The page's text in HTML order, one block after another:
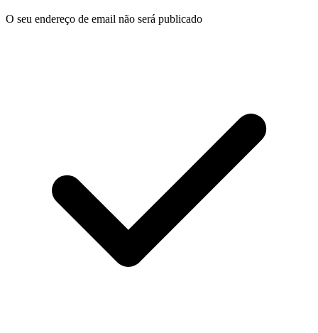
O seu endereço de email não será publicado